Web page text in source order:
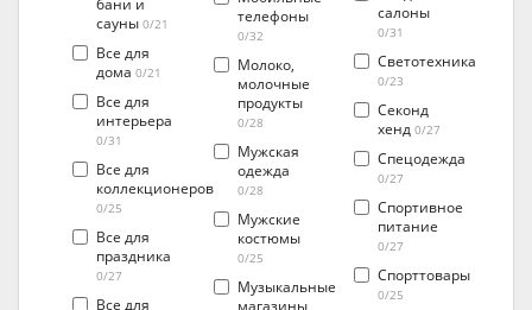
бани и
сауны 0/21
Все для
дома 0/21
Все для
интерьера
0/31
Все для
коллекционеров
0/25
Все для
праздника
0/27
Все для
телефоны
0/32
Молоко,
молочные
продукты
0/28
Мужская
одежда
0/28
Мужские
костюмы
0/25
Музыкальные
магазины
салоны
0/31
Светотехника
0/23
Секонд
хенд0/27
Спецодежда
0/27
Спортивное
питание
0/27
Спорттовары
0/25